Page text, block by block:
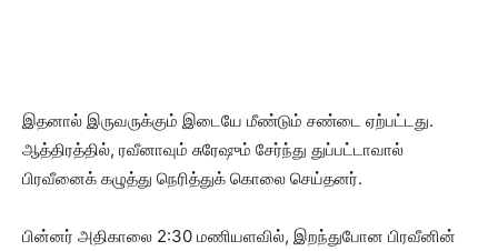
இதனால் இருவருக்கும் இடையே மீண்டும் சண்டை ஏற்பட்டது.
ஆத்திரத்தில், ரவீனாவும் சுரேஷும் சேர்ந்து துப்பட்டாவால்
பிரவீனைக் கழுத்து நெரித்துக் கொலை செய்தனர்.
பின்னர் அதிகாலை 2:30 மணியளவில், இறந்துபோன பிரவீனின்